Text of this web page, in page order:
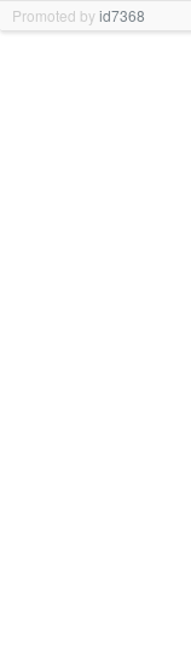
Promoted byid7368